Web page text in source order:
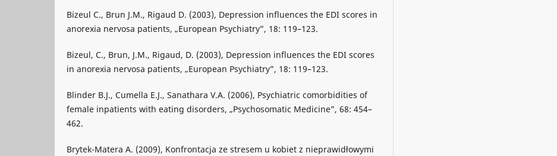
Bizeul C., Brun J.M., Rigaud D. (2003), Depression influences the EDI scores in
anorexia nervosa patients, „European Psychiatry”, 18: 119–123.
Bizeul, C., Brun, J.M., Rigaud, D. (2003), Depression influences the EDI scores
in anorexia nervosa patients, „European Psychiatry”, 18: 119–123.
Blinder B.J., Cumella E.J., Sanathara V.A. (2006), Psychiatric comorbidities of
female inpatients with eating disorders, „Psychosomatic Medicine”, 68: 454–
462.
Brytek-Matera A. (2009), Konfrontacja ze stresem u kobiet z nieprawidłowymi